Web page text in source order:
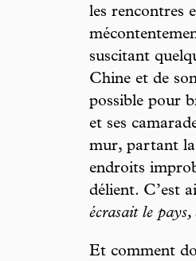
les rencontres
suscitant
Chine et de
possible pour
et ses
mur, partant la
endroits
délient. C’est
écrasait le pays,
Et comment